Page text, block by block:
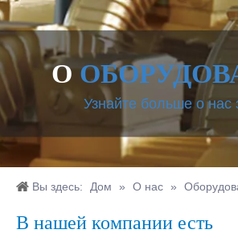
О
Узнайте больше о нас
Вы здесь: Дом » О нас »
В нашей компании есть